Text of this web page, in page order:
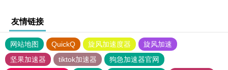
友情链接
网站地图 QuickQ 旋风加速度器
旋风加速
坚果加速器
tiktok加速器
狗急加速器官网